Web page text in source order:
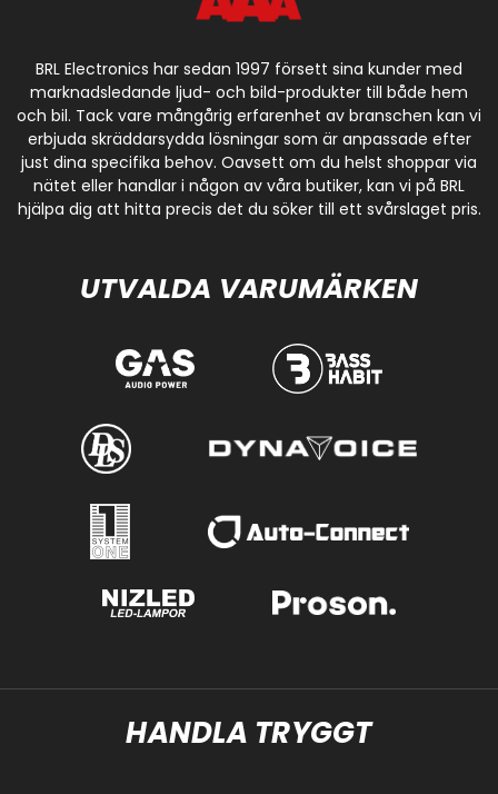
BRL Electronics har sedan 1997 försett sina kunder med
marknadsledande ljud- och bild-produkter till både hem
och bil. Tack vare mångårig erfarenhet av branschen kan vi
erbjuda skräddarsydda lösningar som är anpassade efter
just dina specifika behov. Oavsett om du helst shoppar via
nätet eller handlar i någon av våra butiker, kan vi på BRL
hjälpa dig att hitta precis det du söker till ett svårslaget pris.
UTVALDA VARUMÄRKEN
HANDLA TRYGGT